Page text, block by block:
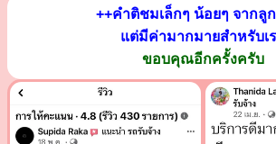
++คำติชมเล็กๆ น้อยๆ จากลู
แต่มีค่ามากมายสำหรับเ
ขอบคุณอีกครั้งครับ